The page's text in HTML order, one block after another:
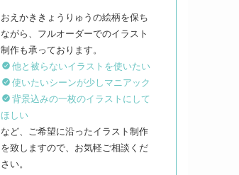
おえかききょうりゅうの絵柄を保ち
ながら、フルオーダーでのイラスト
他と被らないイラストを使いたい
使いたいシーンが少しマニアック
背景込みの一枚のイラストにして
ほしい
など、ご希望に沿ったイラスト制作
を致しますので、お気軽ご相談くだ
さい。